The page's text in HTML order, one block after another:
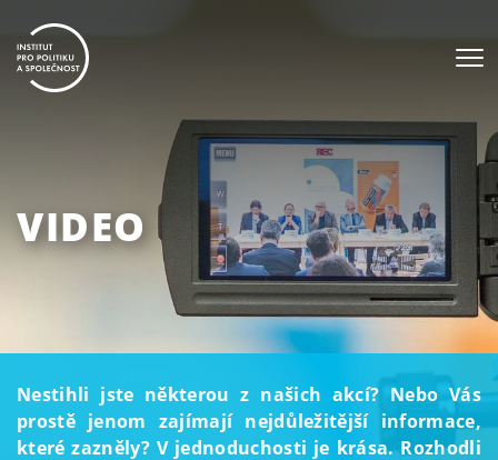
VIDEO
Nestihli jste některou z našich akcí? Nebo Vás
prostě jenom zajímají nejdůležitější informace,
které zazněly? V jednoduchosti je krása. Rozhodli